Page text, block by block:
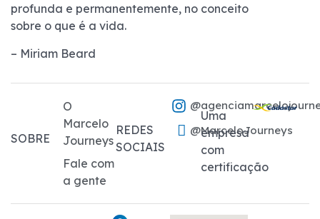
profunda e permanentemente, no conceito
sobre o que é a vida.
– Miriam Beard
SOBRE
O
Marcelo
Journeys
Fale com
a gente
REDES
SOCIAIS
@MarceloJourneys
Uma
empresa
com
certificação